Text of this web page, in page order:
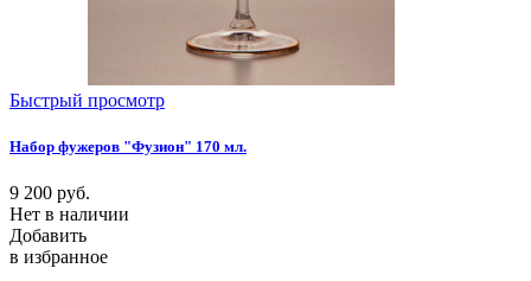
Быстрый просмотр
Набор фужеров "Фузион" 170 мл.
9 200 руб.
Нет в наличии
Добавить
в избранное